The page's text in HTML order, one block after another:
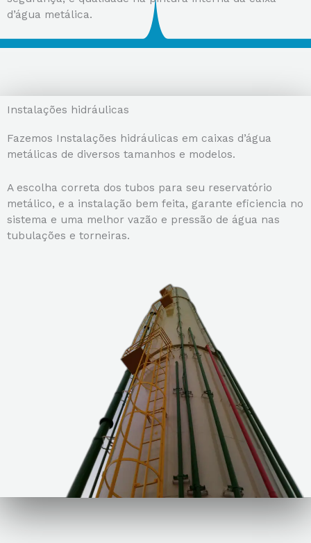
d’água metálica.
Instalações hidráulicas
Fazemos Instalações hidráulicas em caixas d’água
metálicas de diversos tamanhos e modelos.
A escolha correta dos tubos para seu reservatório
metálico, e a instalação bem feita, garante eficiencia no
sistema e uma melhor vazão e pressão de água nas
tubulações e torneiras.